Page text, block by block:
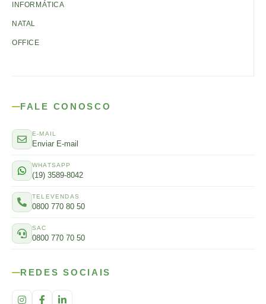
INFORMÁTICA
NATAL
OFFICE
FALE CONOSCO
E-MAIL
Enviar E-mail
WHATSAPP
(19) 3589-8042
TELEVENDAS
0800 770 80 50
SAC
0800 770 70 50
REDES SOCIAIS